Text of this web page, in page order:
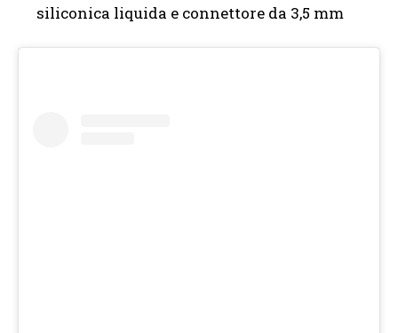
siliconica liquida e connettore da 3,5 mm